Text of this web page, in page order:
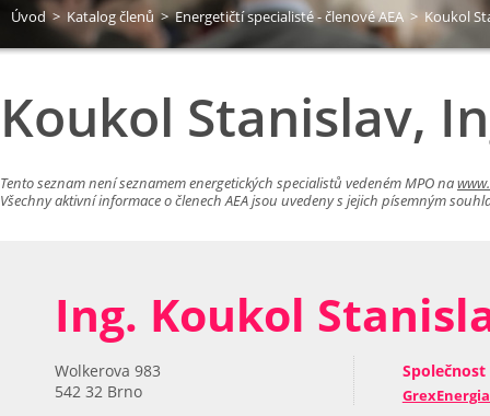
Úvod > Katalog členů > Energetičtí specialisté - členové AEA > Koukol
Koukol Stanislav,
Tento seznam není seznamem energetických specialistů vedeném MPO na
Všechny aktivní informace o členech AEA jsou uvedeny s jejich písemným
Ing. Koukol
Wolkerova 983
542 32 Brno
Společnost